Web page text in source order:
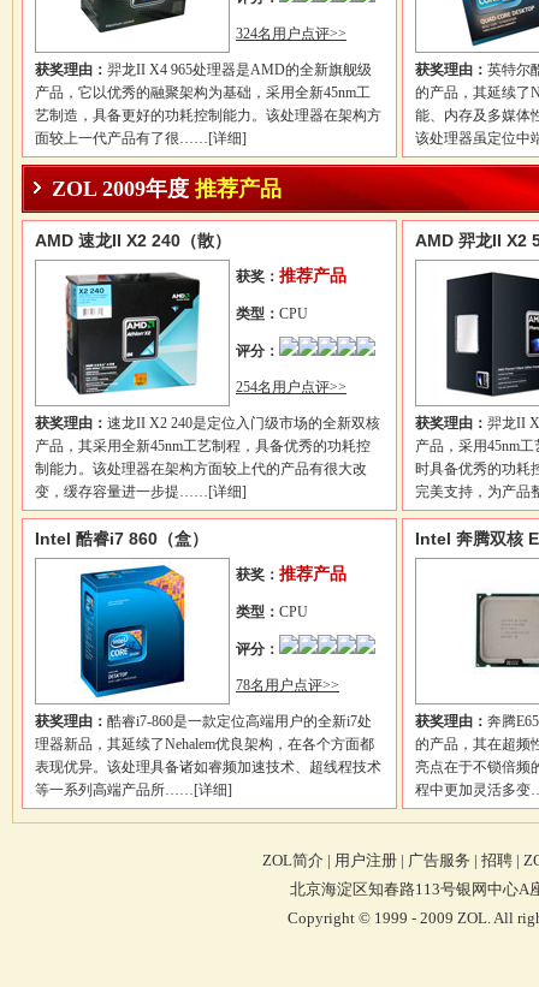
324名用户点评>>
获奖理由： 羿龙II X4 965处理器是AMD的全新旗舰级
产品，它以优秀的融聚架构为基础，采用全新45nm工
艺制造，具备更好的功耗控制能力。该处理器在架构方
面较上一代产品有了很……[详细]
获奖理由： 英特尔
的产品，其延续了
能、内存及多媒体
该处理器虽定位
ZOL 2009年度 推荐产品
AMD 速龙II X2 240（散）
获奖： 推荐产品
类型： CPU
评分：
254名用户点评>>
获奖理由： 速龙II X2 240是定位入门级市场的全新双核
产品，其采用全新45nm工艺制程，具备优秀的功耗控
制能力。该处理器在架构方面较上代的产品有很大改
变，缓存容量进一步提……[详细]
AMD 羿龙II X2
获奖理由： 羿龙II
产品，采用45nm
时具备优秀的功耗
完美支持，为产
Intel 酷睿i7 860（盒）
获奖： 推荐产品
类型： CPU
评分：
78名用户点评>>
获奖理由： 酷睿i7-860是一款定位高端用户的全新i7处
理器新品，其延续了Nehalem优良架构，在各个方面都
表现优异。该处理具备诸如睿频加速技术、超线程技术
等一系列高端产品所……[详细]
Intel 奔腾双核
获奖理由： 奔腾
的产品，其在超频
亮点在于不锁倍频
程中更加灵活多
ZOL简介 | 用户注册 | 广告服务 | 招聘 |
北京海淀区知春路113号银网中心A
Copyright © 1999 - 2009 ZOL. All